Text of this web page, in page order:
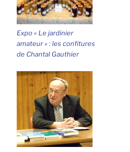
Expo « Le jardinier
amateur » : les confitures
de Chantal Gauthier